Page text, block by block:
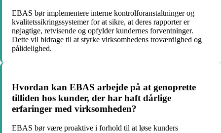
EBAS bør implementere interne kontrolforanstaltninger og
kvalitetssikringssystemer for at sikre, at deres rapporter er
nøjagtige, retvisende og opfylder kundernes forventninger.
Dette vil bidrage til at styrke virksomhedens troværdighed og
pålidelighed.
Hvordan kan EBAS arbejde på at genoprette
tilliden hos kunder, der har haft dårlige
erfaringer med virksomheden?
EBAS bør være proaktive i forhold til at løse kunders